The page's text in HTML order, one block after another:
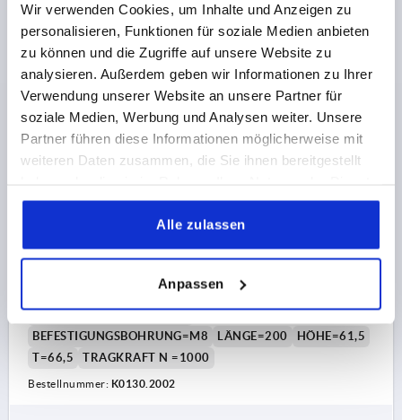
Wir verwenden Cookies, um Inhalte und Anzeigen zu
personalisieren, Funktionen für soziale Medien anbieten
zu können und die Zugriffe auf unsere Website zu
analysieren. Außerdem geben wir Informationen zu Ihrer
Verwendung unserer Website an unsere Partner für
soziale Medien, Werbung und Analysen weiter. Unsere
Partner führen diese Informationen möglicherweise mit
weiteren Daten zusammen, die Sie ihnen bereitgestellt
gesammelt haben.
Alle zulassen
Anpassen
73,28 CHF
zzgl. MwSt.
zzgl. Versandkosten
DETAILS
K0130
ELOXIERT, KOMP:THERMOPLAST
FARBE GRUNDKÖRPER=SCHWARZ ELOXIERT
BOHRUNGSABSTAND=160
BEFESTIGUNGSBOHRUNG=M8
LÄNGE=200
HÖHE=61,5
T=66,5
TRAGKRAFT N =1000
Bestellnummer: K0130.2002